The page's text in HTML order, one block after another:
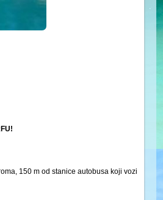
150 m od stanice autobusa koji vozi